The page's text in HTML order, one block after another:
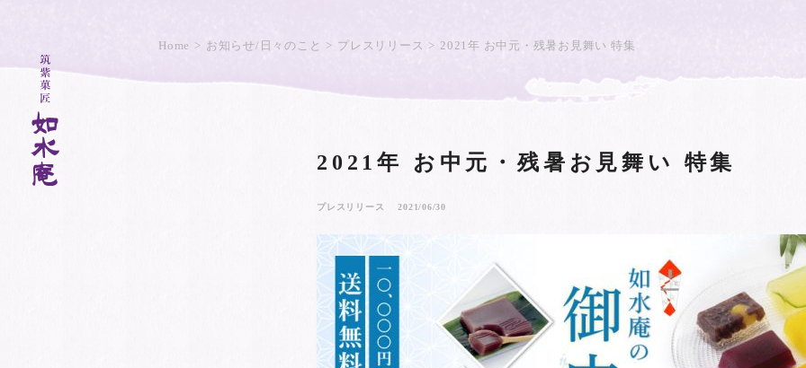
Home お知らせ/日々のこと プレスリリース 2021年 お中元・残暑お見舞い 特集
2021年 お中元・残暑お見舞い 特集
プレスリリース 2021/06/30